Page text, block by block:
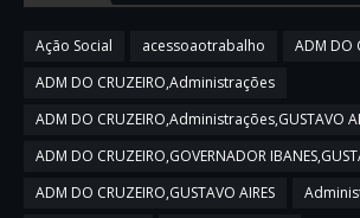
Ação Social acessoaotrabalho
ADM DO
ADM DO CRUZEIRO,Administrações
ADM DO CRUZEIRO,Administrações,GUSTAVO
ADM DO CRUZEIRO,GOVERNADOR
ADM DO CRUZEIRO,GUSTAVO AIRES